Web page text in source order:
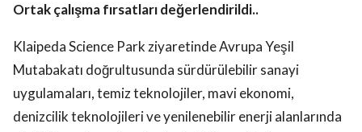
Ortak çalışma fırsatları değerlendirildi..
Klaipeda Science Park ziyaretinde Avrupa Yeşil
Mutabakatı doğrultusunda sürdürülebilir sanayi
uygulamaları, temiz teknolojiler, mavi ekonomi,
denizcilik teknolojileri ve yenilenebilir enerji alanlarında